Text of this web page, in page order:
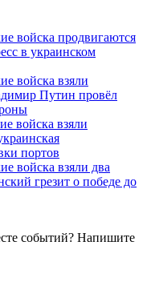
войска продвигаются
в украинском
войска взяли
Путин провёл
войска взяли
портов
войска взяли два
грезит о победе до
событий? Напишите